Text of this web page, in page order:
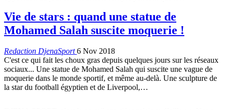
Vie de stars : quand une statue de
Mohamed Salah suscite moquerie !
Redaction DjenaSport6 Nov 2018
C'est ce qui fait les choux gras depuis quelques jours sur les réseaux
sociaux... Une statue de Mohamed Salah qui suscite une vague de
moquerie dans le monde sportif, et même au-delà. Une sculpture de
la star du football égyptien et de Liverpool,…